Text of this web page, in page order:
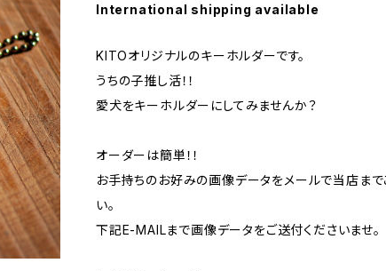
International shipping available
KITOオリジナルのキーホルダーです。
うちの子推し活！！
愛犬をキーホルダーにしてみませんか？
オーダーは簡単！！
お手持ちのお好みの画像データをメールで当店まで
い。
下記E-MAILまで画像データをご送付くださいませ。